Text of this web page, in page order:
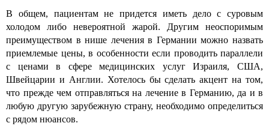
В общем, пациентам не придется иметь дело с суровым
холодом либо невероятной жарой. Другим неоспоримым
преимуществом в нише лечения в Германии можно назвать
приемлемые цены, в особенности если проводить параллели
с ценами в сфере медицинских услуг Израиля, США,
Швейцарии и Англии. Хотелось бы сделать акцент на том,
что прежде чем отправляться на лечение в Германию, да и в
любую другую зарубежную страну, необходимо определиться
с рядом нюансов.